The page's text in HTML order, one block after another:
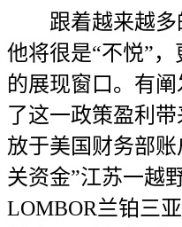
跟着越来越多
他将很是“不悦”
的展现窗口。有
了这一政策盈利
放于美国财务部
关资金”江苏一越
LOMBOR兰铂三